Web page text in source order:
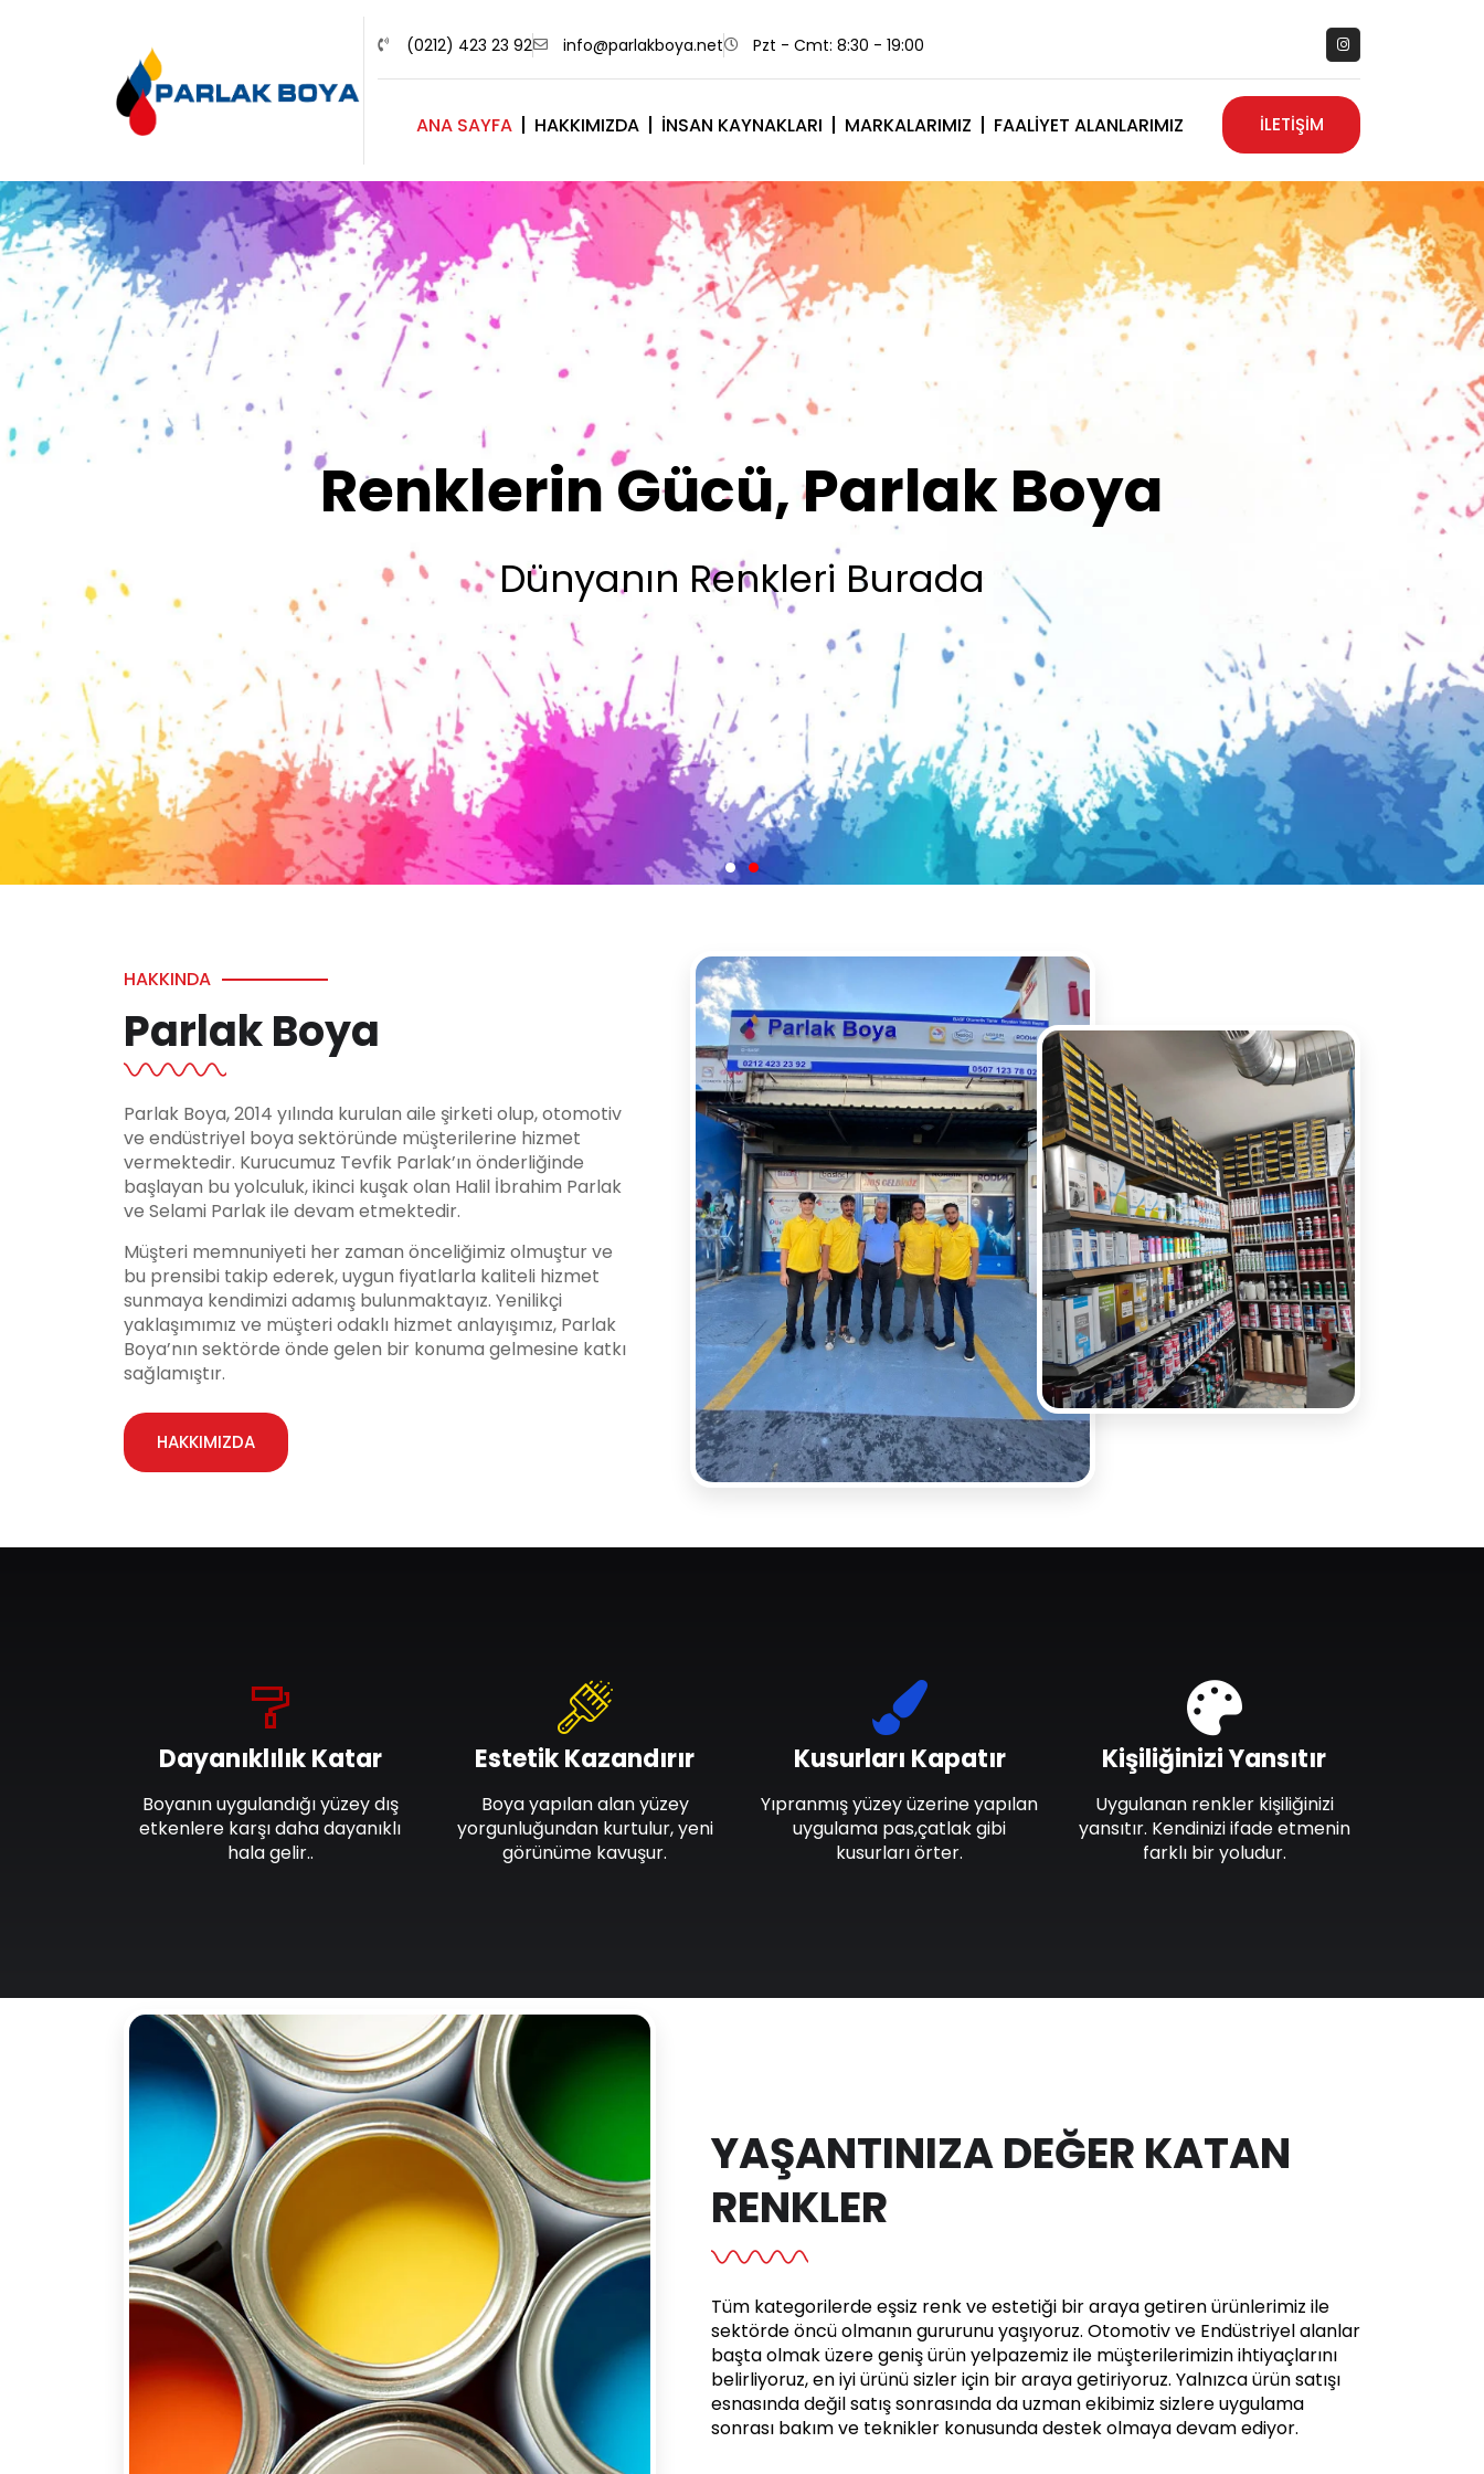
(0212) 423 23 92 info@parlakboya.net Pzt - Cmt: 8:30 - 19:00
ANA SAYFA HAKKIMIZDA İNSAN KAYNAKLARI MARKALARIMIZ FAALIYET ALANLARIMIZ İLETİŞİM
Renklerimiz Sizin İmzanız
Olsun
HAKKINDA
Parlak Boya
Parlak Boya, 2014 yılında kurulan aile şirketi olup, otomotiv
ve endüstriyel boya sektöründe müşterilerine hizmet
vermektedir. Kurucumuz Tevfik Parlak’ın önderliğinde
başlayan bu yolculuk, ikinci kuşak olan Halil İbrahim Parlak
ve Selami Parlak ile devam etmektedir.
Müşteri memnuniyeti her zaman önceliğimiz olmuştur ve
bu prensibi takip ederek, uygun fiyatlarla kaliteli hizmet
sunmaya kendimizi adamış bulunmaktayız. Yenilikçi
yaklaşımımız ve müşteri odaklı hizmet anlayışımız, Parlak
Boya’nın sektörde önde gelen bir konuma gelmesine katkı
sağlamıştır.
HAKKIMIZDA
Dayanıklılık Katar
Boyanın uygulandığı yüzey dış
etkenlere karşı daha dayanıklı
hala gelir..
Estetik Kazandırır
Boya yapılan alan yüzey
yorgunluğundan kurtulur, yeni
görünüme kavuşur.
Kusurları Kapatır
Yıpranmış yüzey üzerine yapılan
uygulama pas,çatlak gibi
kusurları örter.
Kişiliğinizi Yansıtır
Uygulanan renkler kişiliğinizi
yansıtır. Kendinizi ifade etmenin
farklı bir yoludur.
YAŞANTINIZA DEĞER KATAN
RENKLER
Tüm kategorilerde eşsiz renk ve estetiği bir araya getiren ürünlerimiz ile
sektörde öncü olmanın gururunu yaşıyoruz. Otomotiv ve Endüstriyel alanlar
başta olmak üzere geniş ürün yelpazemiz ile müşterilerimizin ihtiyaçlarını
belirliyoruz, en iyi ürünü sizler için bir araya getiriyoruz. Yalnızca ürün satışı
esnasında değil satış sonrasında da uzman ekibimiz sizlere uygulama
sonrası bakım ve teknikler konusunda destek olmaya devam ediyor.